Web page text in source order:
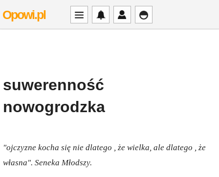
Opowi.pl
suwerenność
nowogrodzka
"ojczyzne kocha się nie dlatego , że wielka, ale dlatego , że
własna". Seneka Młodszy.